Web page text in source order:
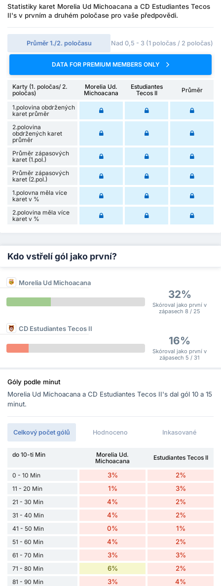
Statistiky karet Morelia Ud Michoacana a CD Estudiantes Tecos
II's v prvním a druhém poločase pro vaše předpovědi.
Průměr 1./2. poločasu Nad 0,5 - 3 (1 poločas / 2 poločas)
DATA FOR PREMIUM MEMBERS ONLY
Karty (1. poločas/ 2.
poločas)
Morelia Ud.
Michoacana
Estudiantes
Tecos II
Průměr
1.polovina obdržených
karet průměr
2.polovina
obdržených karet
průměr
Průměr zápasových
karet (1.pol.)
Průměr zápasových
karet (2.pol.)
1.polovna měla více
karet v %
2.polovina měla více
karet v %
Kdo vstřelí gól jako první?
Morelia Ud Michoacana
32%
Skóroval jako první v
zápasech 8 / 25
CD Estudiantes Tecos II
16%
Skóroval jako první v
zápasech 5 / 31
Góly podle minut
Morelia Ud Michoacana a CD Estudiantes Tecos II's dal gól 10 a 15
minut.
Celkový počet gólů Hodnoceno Inkasované
do 10-ti Min
Morelia Ud.
Michoacana
Estudiantes Tecos II
0 - 10 Min 3% 2%
11 - 20 Min 1% 3%
21 - 30 Min 4% 2%
31 - 40 Min 4% 2%
41 - 50 Min 0% 1%
51 - 60 Min 4% 2%
61 - 70 Min 3% 3%
71 - 80 Min 6% 2%
81 - 90 Min 3% 4%